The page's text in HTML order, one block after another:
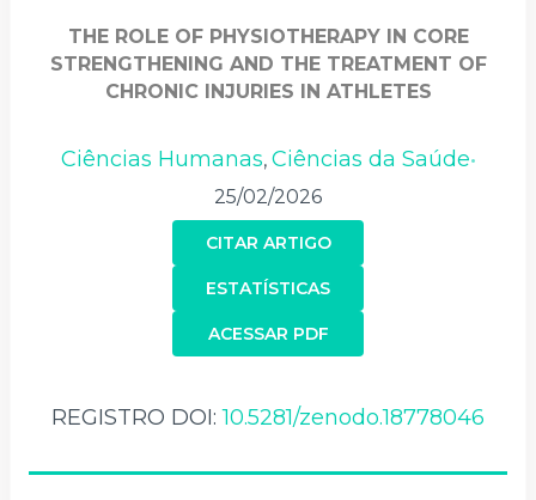
THE ROLE OF PHYSIOTHERAPY IN CORE
STRENGTHENING AND THE TREATMENT OF
CHRONIC INJURIES IN ATHLETES
Ciências Humanas, Ciências da Saúde•
25/02/2026
CITAR ARTIGO
ACESSAR PDF
ESTATÍSTICAS
REGISTRO DOI:10.5281/zenodo.18778046